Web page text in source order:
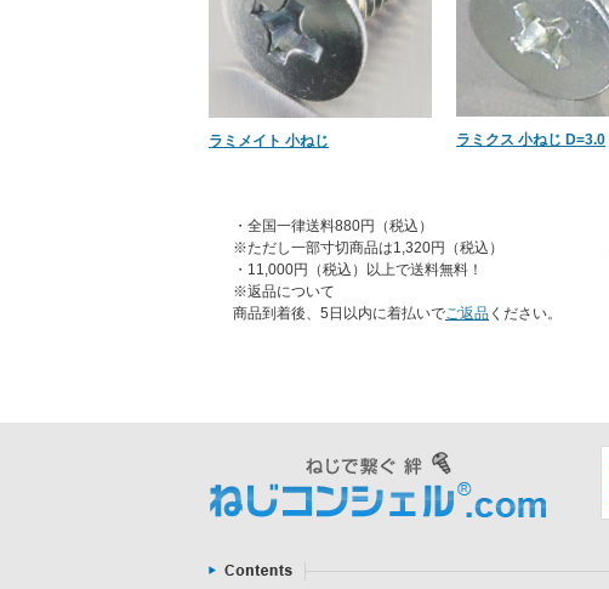
ラミメイト 小ねじ ラミクス 小ねじ D=3.0
・全国一律送料880円（税込）
※ただし一部寸切商品は1,320円（税込）
・11,000円（税込）以上で送料無料！
※返品について
商品到着後、5日以内に着払いでご返品 ください。